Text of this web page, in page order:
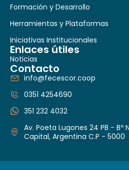
Formación y Desarrollo
Herramientas y Plataformas
Iniciativas Institucionales
Enlaces útiles
Noticias
Contacto
info@fecescor.coop
0351 4254690
351 232 4032
Av. Poeta Lugones 24 PB -
Capital, Argentina C.P - 5000